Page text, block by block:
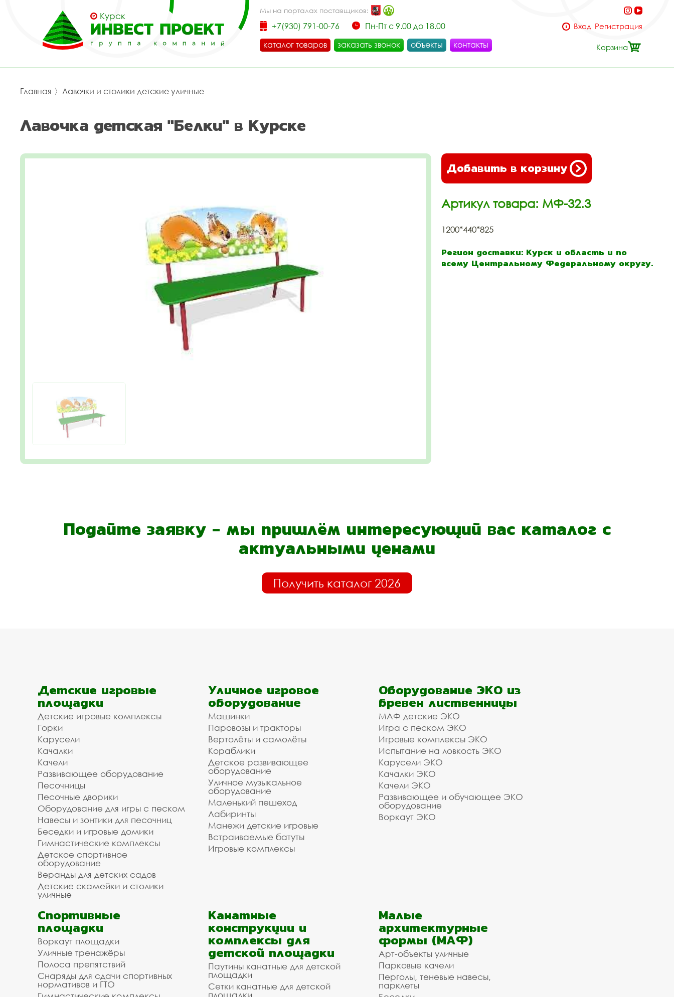
Курск
Мы на порталах поставщиков:
+7(930) 791-00-76
Пн-Пт с 9.00 до 18.00
каталог товаров
заказать звонок объекты контакты
Вход Регистрация
Корзина
Главная 〉 Лавочки и столики детские уличные
Лавочка детская "Белки" в Курске
Добавить в корзину
Артикул товара: МФ-32.3
1200*440*825
Регион доставки: Курск и область и по
всему Центральному Федеральному округу.
Подайте заявку - мы пришлём интересующий вас каталог с
актуальными ценами
Получить каталог 2026
Детские игровые
площадки
Детские игровые комплексы
Горки
Карусели
Качалки
Качели
Развивающее оборудование
Песочницы
Песочные дворики
Оборудование для игры с песком
Навесы и зонтики для песочниц
Беседки и игровые домики
Гимнастические комплексы
Детское спортивное
оборудование
Веранды для детских садов
Детские скамейки и столики
уличные
Уличное игровое
оборудование
Машинки
Паровозы и тракторы
Вертолёты и самолёты
Кораблики
Детское развивающее
оборудование
Уличное музыкальное
оборудование
Маленький пешеход
Лабиринты
Манежи детские игровые
Встраиваемые батуты
Игровые комплексы
Оборудование ЭКО из
бревен лиственницы
МАФ детские ЭКО
Игра с песком ЭКО
Игровые комплексы ЭКО
Испытание на ловкость ЭКО
Карусели ЭКО
Качалки ЭКО
Качели ЭКО
Развивающее и обучающее ЭКО
оборудование
Воркаут ЭКО
Спортивные
площадки
Воркаут площадки
Уличные тренажёры
Полоса препятствий
Снаряды для сдачи спортивных
нормативов и ГТО
Канатные
конструкции и
комплексы для
детской площадки
Паутины канатные для детской
площадки
Сетки канатные для детской
площадки
Малые
архитектурные
формы (МАФ)
Арт-объекты уличные
Парковые качели
Перголы, теневые навесы,
парклеты